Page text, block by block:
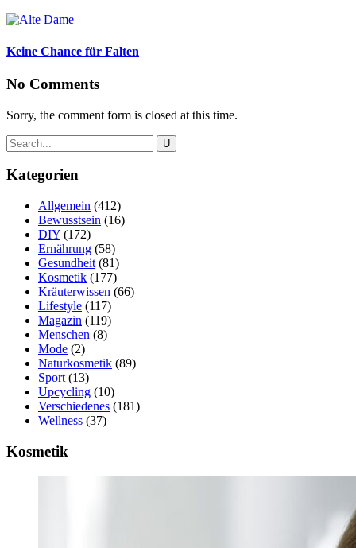
Keine Chance für Falten
No Comments
Sorry, the comment form is closed at this time.
Kategorien
Allgemein (412)
Bewusstsein (16)
DIY (172)
Ernährung (58)
Gesundheit (81)
Kosmetik (177)
Kräuterwissen (66)
Lifestyle (117)
Magazin (119)
Menschen (8)
Mode (2)
Naturkosmetik (89)
Sport (13)
Upcycling (10)
Verschiedenes (181)
Wellness (37)
Kosmetik